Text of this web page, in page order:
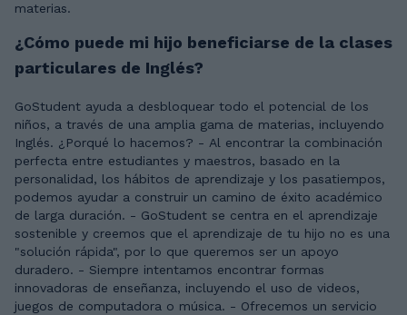
materias.
¿Cómo puede mi hijo beneficiarse de la clases
particulares de Inglés?
GoStudent ayuda a desbloquear todo el potencial de los
niños, a través de una amplia gama de materias, incluyendo
Inglés. ¿Porqué lo hacemos? - Al encontrar la combinación
perfecta entre estudiantes y maestros, basado en la
personalidad, los hábitos de aprendizaje y los pasatiempos,
podemos ayudar a construir un camino de éxito académico
de larga duración. - GoStudent se centra en el aprendizaje
sostenible y creemos que el aprendizaje de tu hijo no es una
"solución rápida", por lo que queremos ser un apoyo
duradero. - Siempre intentamos encontrar formas
innovadoras de enseñanza, incluyendo el uso de videos,
juegos de computadora o música. - Ofrecemos un servicio